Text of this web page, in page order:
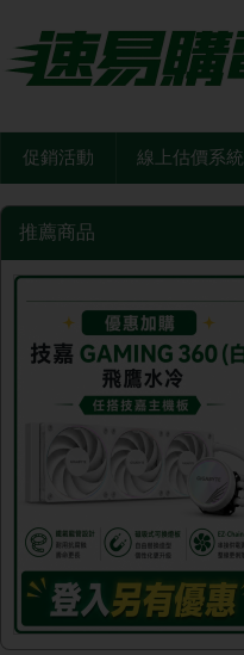
促銷活動 線上估價系統
推薦商品